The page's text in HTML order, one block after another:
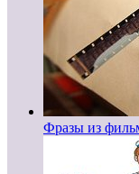
Фразы из